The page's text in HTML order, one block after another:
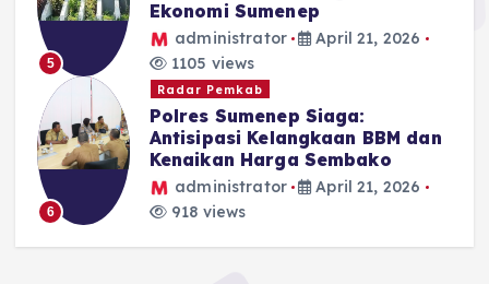
5
Ekonomi Sumenep
administrator
April 21, 2026
1105 views
6
Radar Pemkab
Polres Sumenep Siaga:
Antisipasi Kelangkaan BBM dan
Kenaikan Harga Sembako
administrator
April 21, 2026
918 views